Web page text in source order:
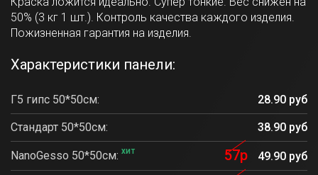
50% (3 кг 1 шт.). Контроль качества каждого изделия.
Пожизненная гарантия на изделия.
Характеристики панели:
Г5 гипс 50*50см: 28.90 руб
Стандарт 50*50см: 38.90 руб
NanoGesso 50*50см: ХИТ 57р 49.90 руб